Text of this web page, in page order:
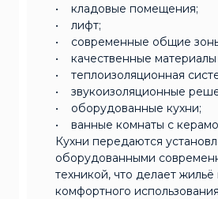
• кладовые помещения;
• лифт;
• современные общие
• качественные материалы
• теплоизоляционная
• звукоизоляционные
• оборудованные кухни;
• ванные комнаты с
Кухни передаются
оборудованными
техникой, что делает жильё
комфортного